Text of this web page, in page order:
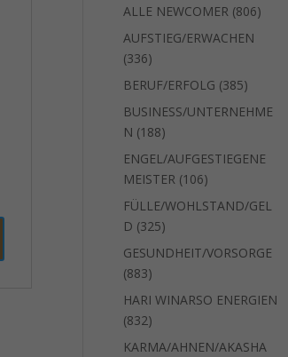
Produkte
ALLE NEWCOMER 806806
AUFSTIEG/ERWACHEN
336336
Produkte
BERUF/ERFOLG 385385
Produkte
BUSINESS/UNTERNEHME
N 188188
Produkte
ENGEL/AUFGESTIEGENE
MEISTER 106106
Produkte
FÜLLE/WOHLSTAND/GEL
D 325325
Produkte
GESUNDHEIT/VORSORGE
883883
Produkte
HARI WINARSO ENERGIEN
832832
Produkte
KARMA/AHNEN/AKASHA